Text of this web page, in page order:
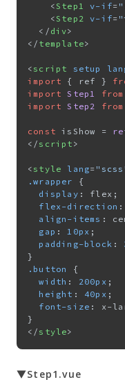
<Step1 v-if=
<Step2 v-if=
</ div>
</ template>
< script setup
import { ref }
import
Step1 from
import
Step2 from
const isShow =
</ script >
< style lang=
.wrapper
{
display : flex;
flex-direction :
align-items :
gap : 10px ;
padding-block :
.button
{
width : 200px ;
height : 40px ;
font-size : x-
</ style>
▼Step1.vue